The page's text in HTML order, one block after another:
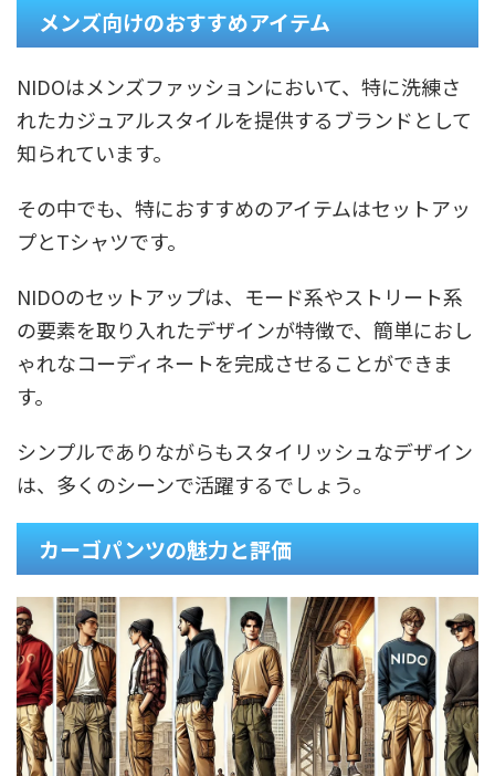
メンズ向けのおすすめアイテム
NIDOはメンズファッションにおいて、特に洗練さ
れたカジュアルスタイルを提供するブランドとして
知られています。
その中でも、特におすすめのアイテムはセットアッ
プとTシャツです。
NIDOのセットアップは、モード系やストリート系
の要素を取り入れたデザインが特徴で、簡単におし
ゃれなコーディネートを完成させることができま
す。
シンプルでありながらもスタイリッシュなデザイン
は、多くのシーンで活躍するでしょう。
カーゴパンツの魅力と評価